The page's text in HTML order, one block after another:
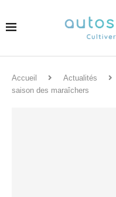
Accueil Actualités
saison des maraîchers